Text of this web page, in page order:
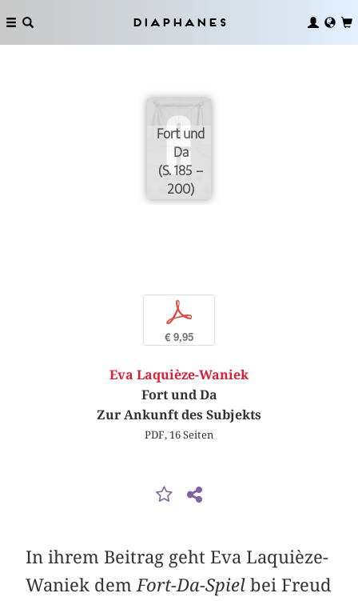
Diaphanes
Fort und
Da
(S. 185 –
200)
p
€ 9,95
Eva Laquièze-Waniek
Fort und Da
Zur Ankunft des Subjekts
PDF, 16 Seiten
In ihrem Beitrag geht Eva Laquièze-
Waniek dem Fort-Da-Spiel bei Freud